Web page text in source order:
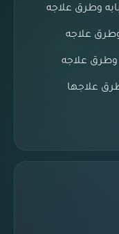
وطرق علاجه
علاجه
وطرق علاجه
علاجها